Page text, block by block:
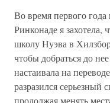
Во время первого года
Ринконаде я
школу Нуэва в
чтобы добраться до
настаивала на
разразился серьезный
продолжая менять